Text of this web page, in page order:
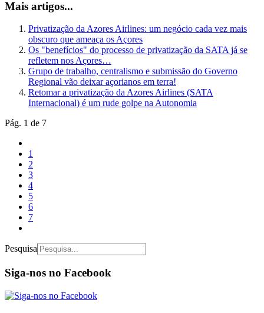
Mais artigos...
Privatização da Azores Airlines: um negócio cada vez mais
obscuro que ameaça os Açores
Os "benefícios" do processo de privatização da SATA já se
refletem nos Açores…
Grupo de trabalho, centralismo e submissão do Governo
Regional vão deixar açorianos em terra!
Retomar a privatização da Azores Airlines (SATA
Internacional) é um rude golpe na Autonomia
Pág. 1 de 7
1
2
3
4
5
6
7
Pesquisa
Siga-nos no Facebook